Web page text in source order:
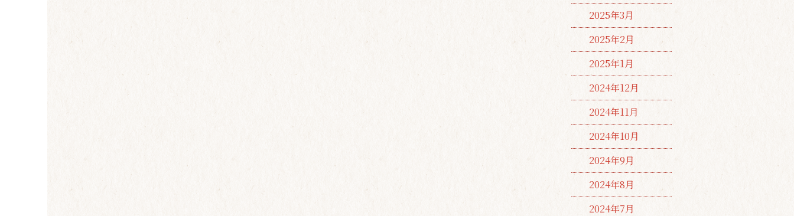
2025年3月
2025年2月
2025年1月
2024年12月
2024年11月
2024年10月
2024年9月
2024年8月
2024年7月